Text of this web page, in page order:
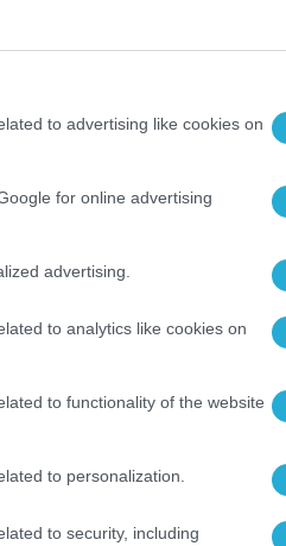
to advertising like cookies on
for online advertising
advertising.
to analytics like cookies on
to functionality of the website
to personalization.
to security, including